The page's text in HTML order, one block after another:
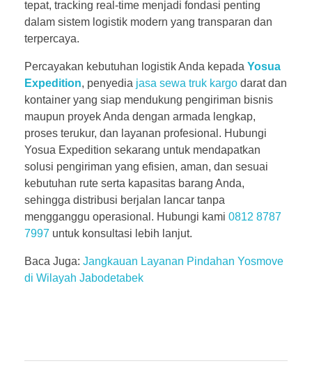
tepat, tracking real-time menjadi fondasi penting
dalam sistem logistik modern yang transparan dan
terpercaya.
Percayakan kebutuhan logistik Anda kepada Yosua
Expedition, penyedia jasa sewa truk kargo darat dan
kontainer yang siap mendukung pengiriman bisnis
maupun proyek Anda dengan armada lengkap,
proses terukur, dan layanan profesional. Hubungi
Yosua Expedition sekarang untuk mendapatkan
solusi pengiriman yang efisien, aman, dan sesuai
kebutuhan rute serta kapasitas barang Anda,
sehingga distribusi berjalan lancar tanpa
mengganggu operasional. Hubungi kami 0812 8787
7997 untuk konsultasi lebih lanjut.
Baca Juga: Jangkauan Layanan Pindahan Yosmove
di Wilayah Jabodetabek